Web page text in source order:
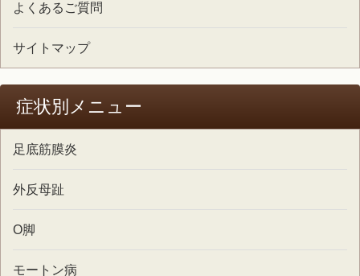
よくあるご質問
サイトマップ
症状別メニュー
足底筋膜炎
外反母趾
O脚
モートン病